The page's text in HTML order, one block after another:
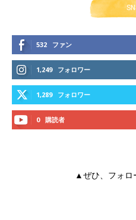
532 ファン
1,249 フォロワー
1,289 フォロワー
0 購読者
▲ぜひ、フォロ